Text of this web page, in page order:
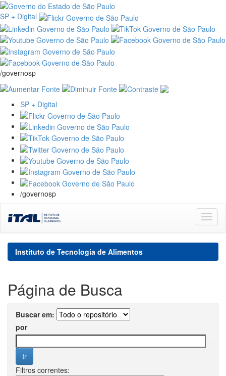
SP + Digital
/governosp
SP + Digital
/governosp
navigation
Instituto de Tecnologia de Alimentos
Página de Busca
Buscar em:
por
Filtros correntes: